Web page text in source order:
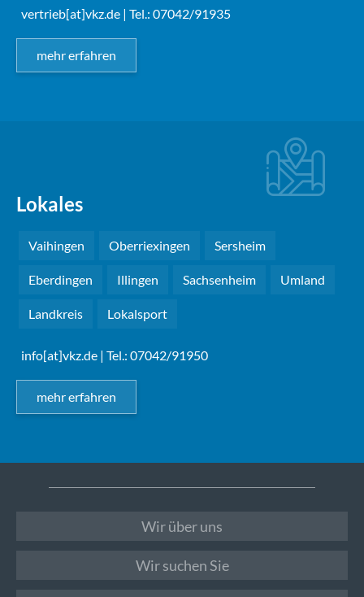
vertrieb[at]vkz.de | Tel.: 07042/91935
mehr erfahren
Lokales
Vaihingen Oberriexingen Sersheim
Eberdingen Illingen Sachsenheim Umland
Landkreis Lokalsport
info[at]vkz.de | Tel.: 07042/91950
mehr erfahren
Wir über uns
Wir suchen Sie